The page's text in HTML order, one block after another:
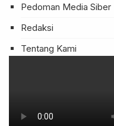
Pedoman Media Siber
Redaksi
Tentang Kami